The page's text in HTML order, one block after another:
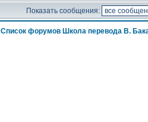
Показать сообщения:
Список форумов Школа перевода В.